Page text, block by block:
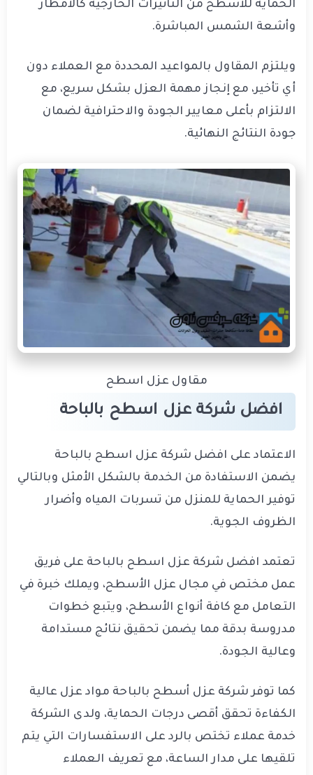
الحماية للأسطح من التأثيرات الخارجية كالأمطار
وأشعة الشمس المباشرة.
ويلتزم المقاول بالمواعيد المحددة مع العملاء دون
أي تأخير، مع إنجاز مهمة العزل بشكل سريع، مع
الالتزام بأعلى معايير الجودة والاحترافية لضمان
جودة النتائج النهائية.
مقاول عزل اسطح
افضل شركة عزل اسطح بالباحة
الاعتماد على افضل شركة عزل اسطح بالباحة
يضمن الاستفادة من الخدمة بالشكل الأمثل وبالتالي
توفير الحماية للمنزل من تسربات المياه وأضرار
الظروف الجوية.
تعتمد افضل شركة عزل اسطح بالباحة على فريق
عمل مختص في مجال عزل الأسطح، ويملك خبرة في
التعامل مع كافة أنواع الأسطح، ويتبع خطوات
مدروسة بدقة مما يضمن تحقيق نتائج مستدامة
وعالية الجودة.
كما توفر شركة عزل أسطح بالباحة مواد عزل عالية
الكفاءة تحقق أقصى درجات الحماية، ولدى الشركة
خدمة عملاء تختص بالرد على الاستفسارات التي يتم
تلقيها على مدار الساعة، مع تعريف العملاء